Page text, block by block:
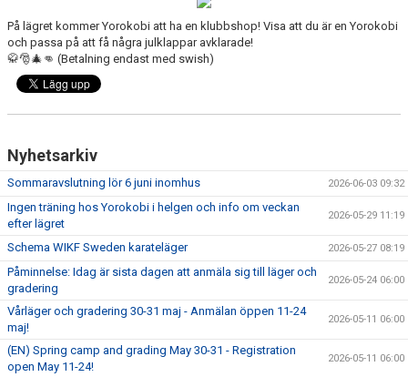
KONTAKT
HITTA HIT
FÖR INSTRUKTÖRER
På lägret kommer Yorokobi att ha en klubbshop! Visa att du är en Yorokobi
och passa på att få några julklappar avklarade!
🥋🎅🎄👊 (Betalning endast med swish)
Nyhetsarkiv
Sommaravslutning lör 6 juni inomhus 2026-06-03 09:32
Ingen träning hos Yorokobi i helgen och info om veckan
efter lägret
2026-05-29 11:19
Schema WIKF Sweden karateläger 2026-05-27 08:19
Påminnelse: Idag är sista dagen att anmäla sig till läger och
gradering
2026-05-24 06:00
Vårläger och gradering 30-31 maj - Anmälan öppen 11-24
maj!
2026-05-11 06:00
(EN) Spring camp and grading May 30-31 - Registration
open May 11-24!
2026-05-11 06:00